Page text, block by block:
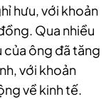
hưu, với khoản
Qua nhiều
của ông đã tăng
với khoản
về kinh tế.